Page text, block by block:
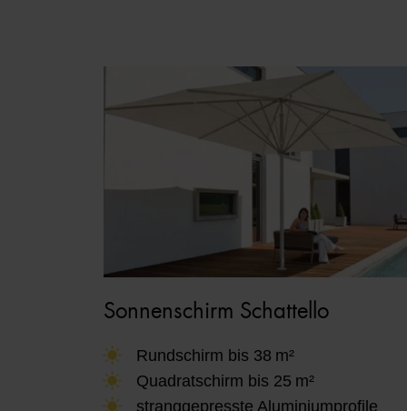
Sonnenschirm Schattello
Rundschirm bis 38 m²
Quadratschirm bis 25 m²
stranggepresste Aluminiumprofile